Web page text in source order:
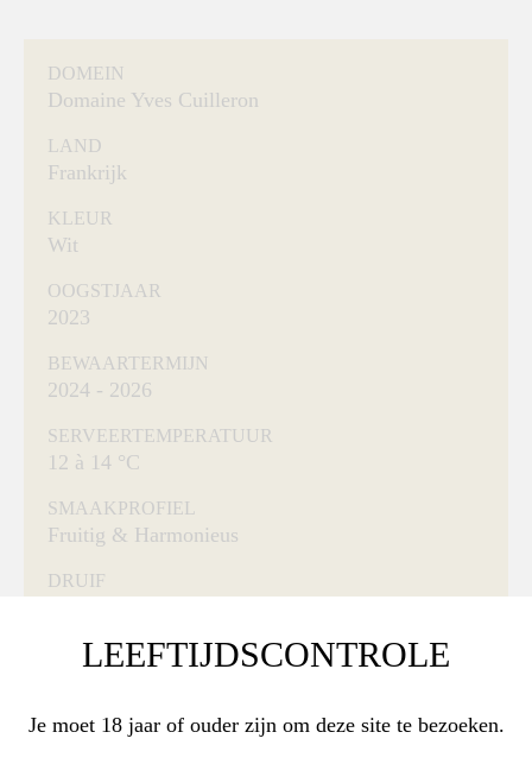
DOMEIN
Domaine Yves Cuilleron
LAND
Frankrijk
KLEUR
Wit
OOGSTJAAR
2023
BEWAARTERMIJN
2024 - 2026
SERVEERTEMPERATUUR
12 à 14 °C
SMAAKPROFIEL
Fruitig & Harmonieus
DRUIF
INHOUD
ALCOHOL
LEEFTIJDSCONTROLE
Je moet 18 jaar of ouder zijn om deze site te bezoeken.